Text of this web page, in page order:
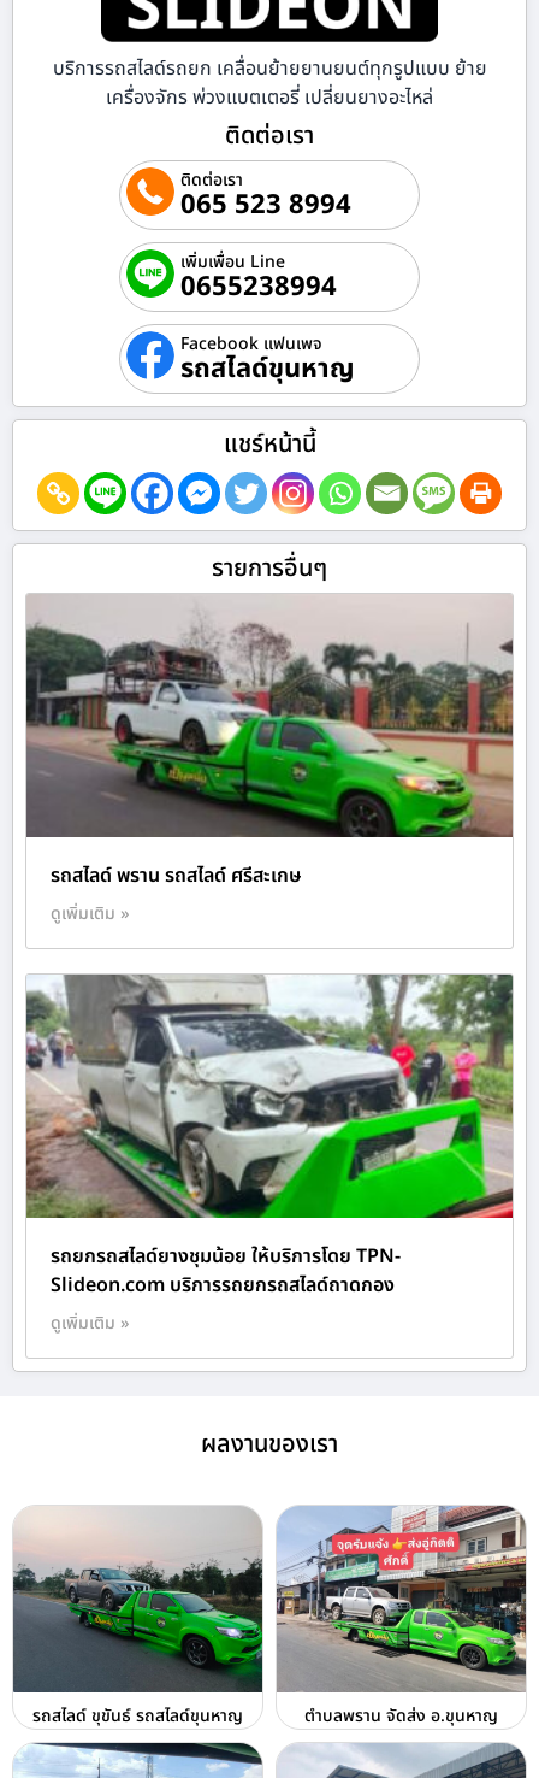
บริการรถสไลด์รถยก เคลื่อนย้ายยานยนต์ทุกรูปแบบ ย้าย
เครื่องจักร พ่วงแบตเตอรี่ เปลี่ยนยางอะไหล่
ติดต่อเรา
ติดต่อเรา
065 523 8994
เพิ่มเพื่อน Line
0655238994
Facebook แฟนเพจ
รถสไลด์ขุนหาญ
แชร์หน้านี้
รายการอื่นๆ
รถสไลด์ พราน รถสไลด์ ศรีสะเกษ
ดูเพิ่มเติม »
รถยกรถสไลด์ยางชุมน้อย ให้บริการโดย TPN-
Slideon.com บริการรถยกรถสไลด์ถาดกอง
ดูเพิ่มเติม »
ผลงานของเรา
รถสไลด์ ขุขันธ์ รถสไลด์ขุนหาญ ตำบลพราน จัดส่ง อ.ขุนหาญ